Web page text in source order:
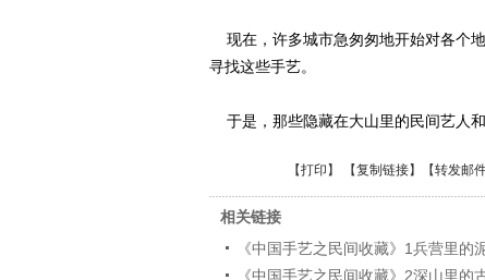
现在，许多城市急匆匆地开始对各个
寻找这些手艺。
于是，那些隐藏在大山里的民间艺人
【打印 】 【复制链接】【转发邮
相关链接
《中国手艺之民间收藏》1兵营里的
《中国手艺之民间收藏》2深山里的